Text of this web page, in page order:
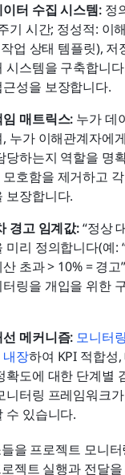
터 수집 시스템: 정
기 시간; 정성적: 이
업 상태 템플릿),
시스템을 구축합니
성을 보장합니다.
매트릭스: 누가 데
누가 이해관계자에
당하는지 역할을 명
호함을 제거하고
보장합니다.
경고 임계값: “정상
미리 정의합니다(예:
산 초과 > 10% = 경
링을 개입을 위한
메커니즘: 모니터
내장하여 KPI 적합성
확도에 대한 단계별
니터링 프레임워크
수 있습니다.
을 프로젝트 모니
젝트 실행과 전달